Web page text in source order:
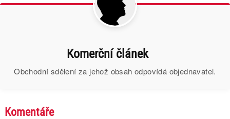
Komerční článek
Obchodní sdělení za jehož obsah odpovídá objednavatel.
Komentáře